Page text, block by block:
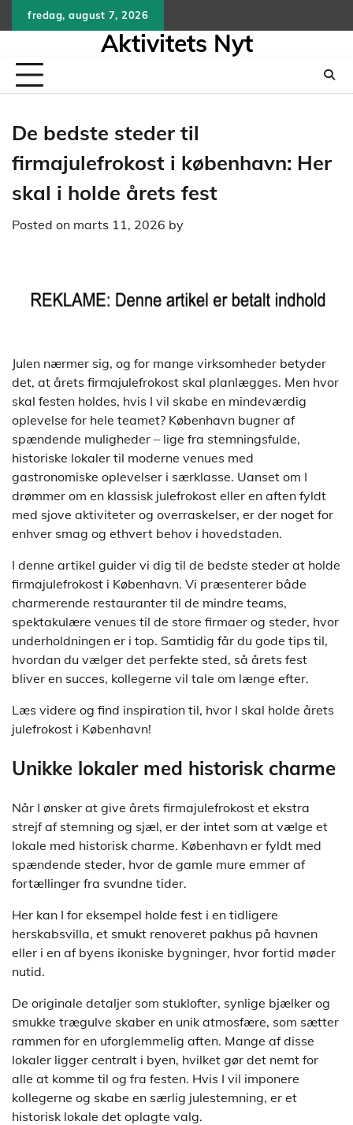
to
fredag, august 7, 2026
Aktivitets Nyt
De bedste steder til
firmajulefrokost i københavn: Her
skal i holde årets fest
Posted on marts 11, 2026 by
Julen nærmer sig, og for mange virksomheder betyder
det, at årets firmajulefrokost skal planlægges. Men hvor
skal festen holdes, hvis I vil skabe en mindeværdig
oplevelse for hele teamet? København bugner af
spændende muligheder – lige fra stemningsfulde,
historiske lokaler til moderne venues med
gastronomiske oplevelser i særklasse. Uanset om I
drømmer om en klassisk julefrokost eller en aften fyldt
med sjove aktiviteter og overraskelser, er der noget for
enhver smag og ethvert behov i hovedstaden.
I denne artikel guider vi dig til de bedste steder at holde
firmajulefrokost i København. Vi præsenterer både
charmerende restauranter til de mindre teams,
spektakulære venues til de store firmaer og steder, hvor
underholdningen er i top. Samtidig får du gode tips til,
hvordan du vælger det perfekte sted, så årets fest
bliver en succes, kollegerne vil tale om længe efter.
Læs videre og find inspiration til, hvor I skal holde årets
julefrokost i København!
Unikke lokaler med historisk charme
Når I ønsker at give årets firmajulefrokost et ekstra
strejf af stemning og sjæl, er der intet som at vælge et
lokale med historisk charme. København er fyldt med
spændende steder, hvor de gamle mure emmer af
fortællinger fra svundne tider.
Her kan I for eksempel holde fest i en tidligere
herskabsvilla, et smukt renoveret pakhus på havnen
eller i en af byens ikoniske bygninger, hvor fortid møder
nutid.
De originale detaljer som stuklofter, synlige bjælker og
smukke trægulve skaber en unik atmosfære, som sætter
rammen for en uforglemmelig aften. Mange af disse
lokaler ligger centralt i byen, hvilket gør det nemt for
alle at komme til og fra festen. Hvis I vil imponere
kollegerne og skabe en særlig julestemning, er et
historisk lokale det oplagte valg.